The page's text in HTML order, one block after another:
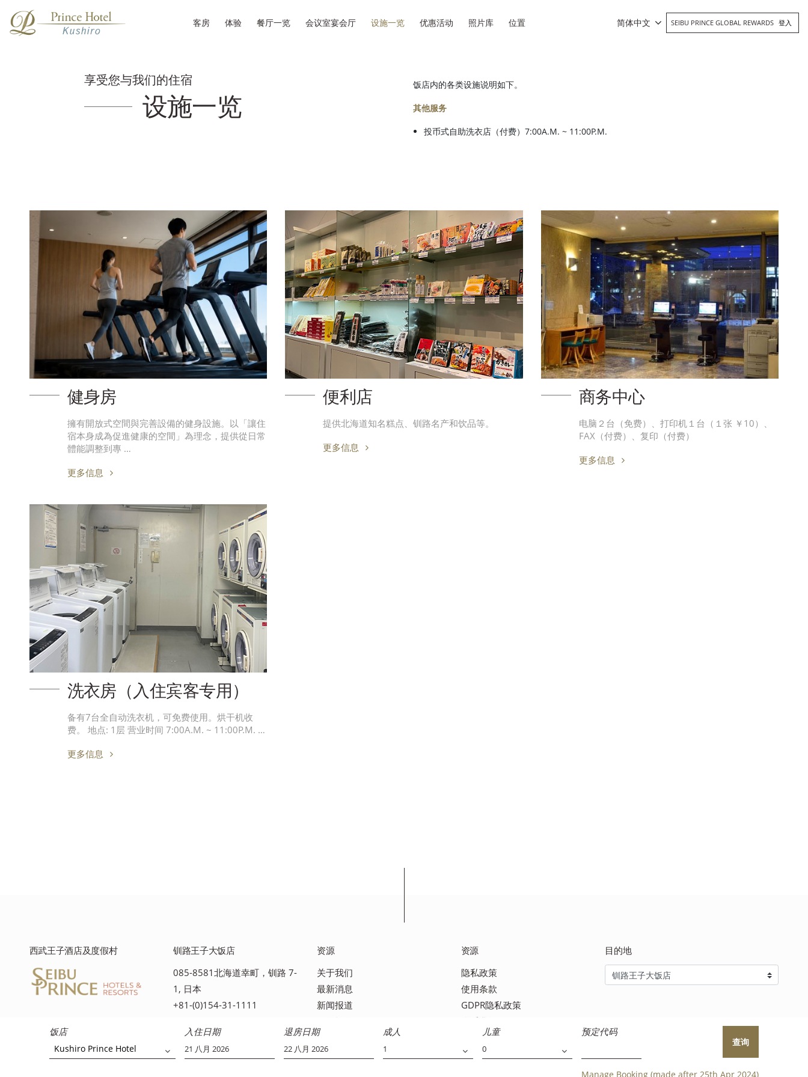
客房 体验 餐厅一览 会议室宴会厅 设施一览 优惠活动 照片库 位置 简体中文 SEIBU PRINCE GLOBAL REWARDS 登入
饭店
Kushiro Prince Hotel
入住日期 退房日期 成人 儿童 预定代码
查询
Manage Booking (made after 25th Apr 2024)
享受您与我们的住宿
设施一览
饭店内的各类设施说明如下。
其他服务
投币式自助洗衣店（付费）7:00A.M. ~ 11:00P.M.
健身房
擁有開放式空間與完善設備的健身設施。以「讓住
宿本身成為促進健康的空間」為理念，提供從日常
體能調整到專 …
更多信息
便利店
提供北海道知名糕点、钏路名产和饮品等。
更多信息
商务中心
电脑２台（免费）、打印机１台（１张 ￥10）、
FAX（付费）、复印（付费）
更多信息
洗衣房（入住宾客专用）
备有7台全自动洗衣机，可免费使用。烘干机收
费。 地点: 1层 营业时间 7:00A.M. ~ 11:00P.M. …
更多信息
西武王子酒店及度假村
钏路王子大饭店
085-8581北海道幸町，钏路 7-
1, 日本
+81-(0)154-31-1111
资源
关于我们
最新消息
新闻报道
常见问题解答
资源
隐私政策
使用条款
GDPR隐私政策
联系我们
目的地